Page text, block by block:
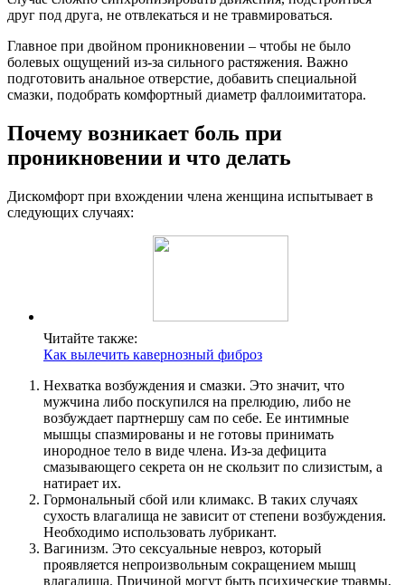
друг под друга, не отвлекаться и не травмироваться.
Главное при двойном проникновении – чтобы не было
болевых ощущений из-за сильного растяжения. Важно
подготовить анальное отверстие, добавить специальной
смазки, подобрать комфортный диаметр фаллоимитатора.
Почему возникает боль при
проникновении и что делать
Дискомфорт при вхождении члена женщина испытывает в
следующих случаях:
Читайте также:
Как вылечить кавернозный фиброз
Нехватка возбуждения и смазки. Это значит, что
мужчина либо поскупился на прелюдию, либо не
возбуждает партнершу сам по себе. Ее интимные
мышцы спазмированы и не готовы принимать
инородное тело в виде члена. Из-за дефицита
смазывающего секрета он не скользит по слизистым, а
натирает их.
Гормональный сбой или климакс. В таких случаях
сухость влагалища не зависит от степени возбуждения.
Необходимо использовать лубрикант.
Вагинизм. Это сексуальные невроз, который
проявляется непроизвольным сокращением мышц
влагалища. Причиной могут быть психические травмы,